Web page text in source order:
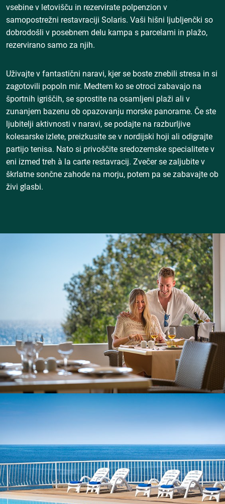
vsebine v letovišču in rezervirate polpenzion v
samopostrežni restavraciji Solaris. Vaši hišni ljubljenčki so
dobrodošli v posebnem delu kampa s parcelami in plažo,
rezervirano samo za njih.
Uživajte v fantastični naravi, kjer se boste znebili stresa in si
zagotovili popoln mir. Medtem ko se otroci zabavajo na
športnih igriščih, se sprostite na osamljeni plaži ali v
zunanjem bazenu ob opazovanju morske panorame. Če ste
ljubitelji aktivnosti v naravi, se podajte na razburljive
kolesarske izlete, preizkusite se v nordijski hoji ali odigrajte
partijo tenisa. Nato si privoščite sredozemske specialitete v
eni izmed treh à la carte restavracij. Zvečer se zaljubite v
škrlatne sončne zahode na morju, potem pa se zabavajte ob
živi glasbi.